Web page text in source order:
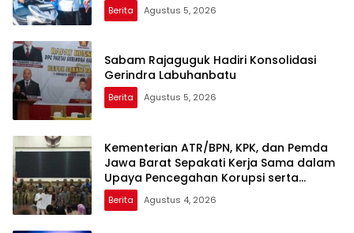
Berita Agustus 5, 2026
Sabam Rajaguguk Hadiri Konsolidasi
Gerindra Labuhanbatu
Berita Agustus 5, 2026
Kementerian ATR/BPN, KPK, dan Pemda
Jawa Barat Sepakati Kerja Sama dalam
Upaya Pencegahan Korupsi serta
Penguatan Ekonomi Daerah
Berita Agustus 4, 2026